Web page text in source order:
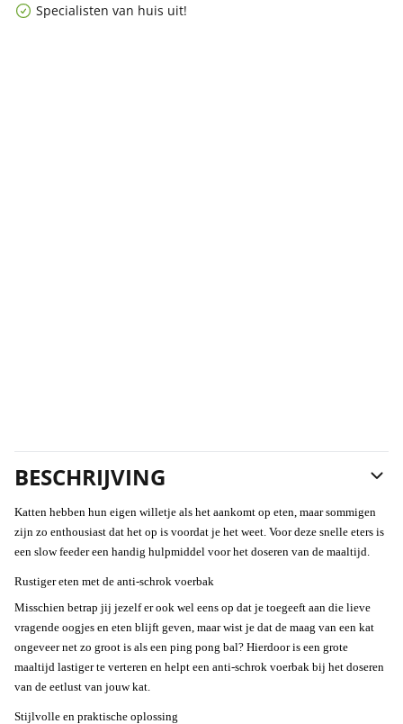
Specialisten van huis uit!
BESCHRIJVING
Katten hebben hun eigen willetje als het aankomt op eten, maar sommigen
zijn zo enthousiast dat het op is voordat je het weet. Voor deze snelle eters is
een slow feeder een handig hulpmiddel voor het doseren van de maaltijd.
Rustiger eten met de anti-schrok voerbak
Misschien betrap jij jezelf er ook wel eens op dat je toegeeft aan die lieve
vragende oogjes en eten blijft geven, maar wist je dat de maag van een kat
ongeveer net zo groot is als een ping pong bal? Hierdoor is een grote
maaltijd lastiger te verteren en helpt een anti-schrok voerbak bij het doseren
van de eetlust van jouw kat.
Stijlvolle en praktische oplossing